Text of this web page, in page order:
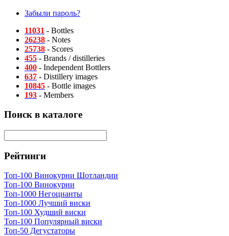
Забыли пароль?
11031 - Bottles
26238 - Notes
25738 - Scores
455 - Brands / distilleries
400 - Independent Bottlers
637 - Distillery images
10845 - Bottle images
193 - Members
Поиск в каталоге
Рейтинги
Топ-100 Винокурни Шотландии
Топ-100 Винокурни
Топ-1000 Негоцианты
Топ-1000 Лучший виски
Топ-100 Худший виски
Топ-100 Популярный виски
Топ-50 Дегустаторы